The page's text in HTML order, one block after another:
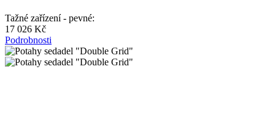
Tažné zařízení - pevné:
17 026 Kč
Podrobnosti